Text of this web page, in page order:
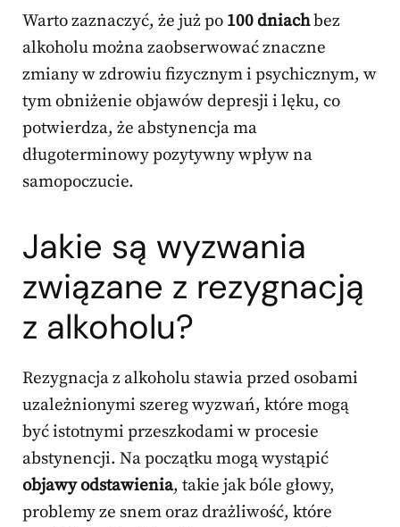
Warto zaznaczyć, że już po 100 dniachbez
alkoholu można zaobserwować znaczne
zmiany w zdrowiu fizycznym i psychicznym, w
tym obniżenie objawów depresji i lęku, co
potwierdza, że abstynencja ma
długoterminowy pozytywny wpływ na
samopoczucie.
Jakie są wyzwania
związane z rezygnacją
z alkoholu?
Rezygnacja z alkoholu stawia przed osobami
uzależnionymi szereg wyzwań, które mogą
być istotnymi przeszkodami w procesie
abstynencji. Na początku mogą wystąpić
objawy odstawienia, takie jak bóle głowy,
problemy ze snem oraz drażliwość, które